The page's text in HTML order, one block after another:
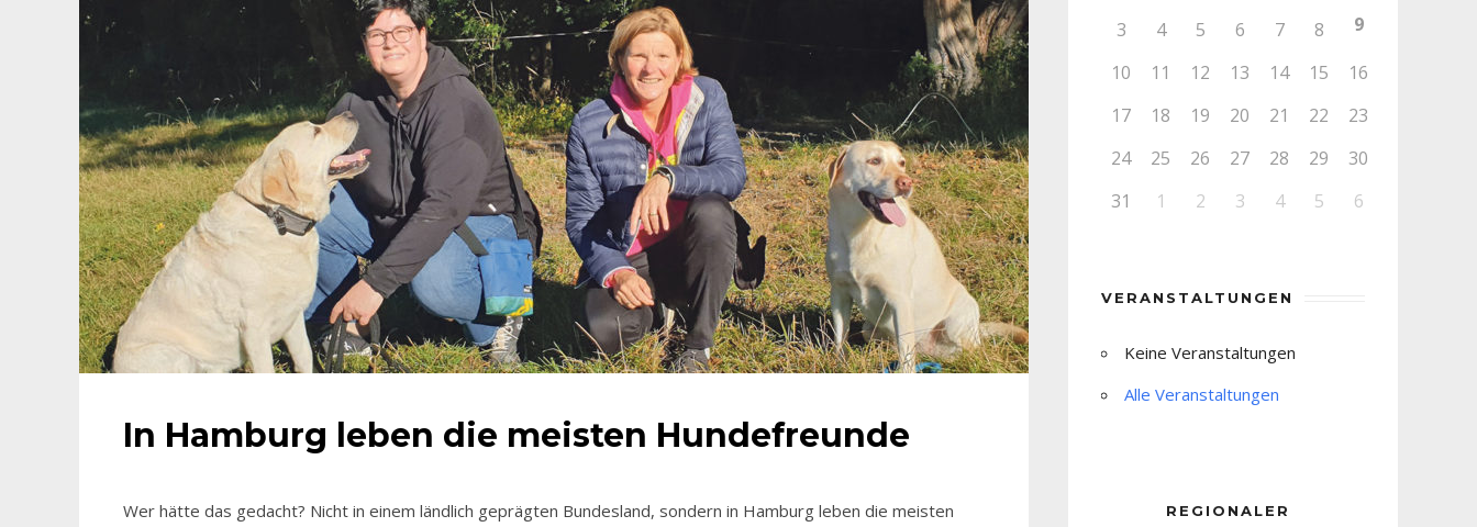
In Hamburg leben die meisten Hundefreunde
Wer hätte das gedacht? Nicht in einem ländlich geprägten Bundesland, sondern in Hamburg leben die meisten
3
4 5 6 7 8
9
10
11 12 13 14 15
16
17
18 19 20 21 22
23
24
25 26 27 28 29
30
31
1 2 3 4 5 6
VERANSTALTUNGEN
Keine Veranstaltungen
Alle Veranstaltungen
REGIONALER